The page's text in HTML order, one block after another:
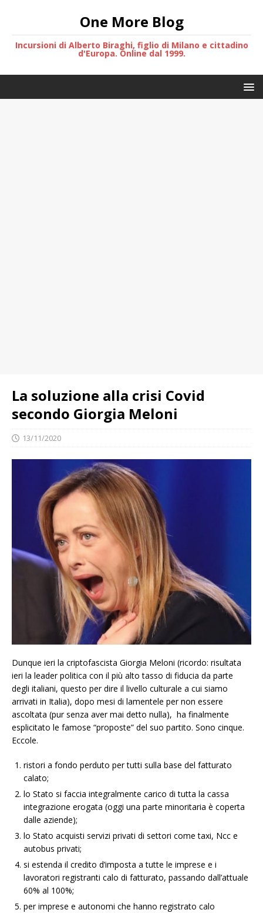
One More Blog
Incursioni di Alberto Biraghi, figlio di Milano e cittadino
d'Europa. Online dal 1999.
La soluzione alla crisi Covid
secondo Giorgia Meloni
13/11/2020
Dunque ieri la criptofascista Giorgia Meloni (ricordo: risultata
ieri la leader politica con il più alto tasso di fiducia da parte
degli italiani, questo per dire il livello culturale a cui siamo
arrivati in Italia), dopo mesi di lamentele per non essere
ascoltata (pur senza aver mai detto nulla), ha finalmente
esplicitato le famose “proposte” del suo partito. Sono cinque.
Eccole.
ristori a fondo perduto per tutti sulla base del fatturato
calato;
lo Stato si faccia integralmente carico di tutta la cassa
integrazione erogata (oggi una parte minoritaria è coperta
dalle aziende);
lo Stato acquisti servizi privati di settori come taxi, Ncc e
autobus privati;
si estenda il credito d’imposta a tutte le imprese e i
lavoratori registranti calo di fatturato, passando dall’attuale
60% al 100%;
per imprese e autonomi che hanno registrato calo